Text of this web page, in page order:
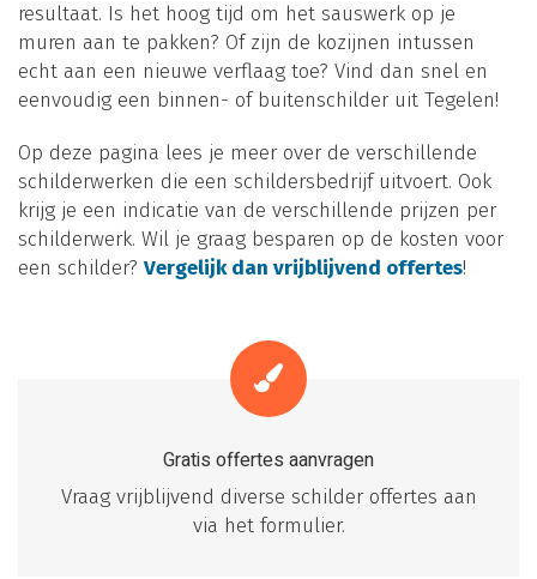
resultaat. Is het hoog tijd om het sauswerk op je
muren aan te pakken? Of zijn de kozijnen intussen
echt aan een nieuwe verflaag toe? Vind dan snel en
eenvoudig een binnen- of buitenschilder uit Tegelen!
Op deze pagina lees je meer over de verschillende
schilderwerken die een schildersbedrijf uitvoert. Ook
krijg je een indicatie van de verschillende prijzen per
schilderwerk. Wil je graag besparen op de kosten voor
een schilder? Vergelijk dan vrijblijvend offertes!
Gratis offertes aanvragen
Vraag vrijblijvend diverse schilder offertes aan
via het formulier.